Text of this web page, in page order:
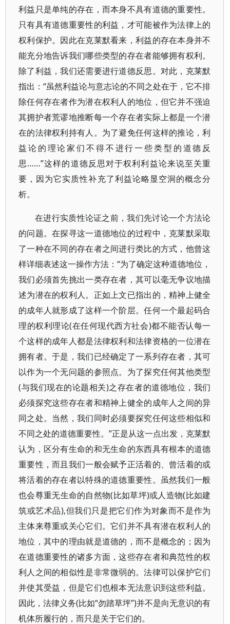
利益只是单纯的存在，而本身不具有道德的重要性。
只有具有道德重要性的利益，才可能被作为法律上的
权利保护。因此在克莱默看来，利益的存在本身并不
能充分地告诉我们哪些类型的存在者能够拥有权利。
除了利益，我们还需要进行道德反思。对此，克莱默
指出：“虽然利益论与意志论的不同之处在于，它不排
除任何存在者作为潜在权利人的地位，但它并不强迫
其拥护者荒谬地推断每一个存在者实际上都是一个潜
在的法律权利持有人。为了避免任何这样的推论，利
益论的理论家们不得不进行一些类型的道德反
思……”这样的道德反思对于权利利益论来说至关重
要，因为它实质性补充了利益论略显空洞的概念分
析。
在进行实质性论证之前，我们先讨论一个方法论
的问题。在探寻这一道德地位的过程中，克莱默采取
了一种在不同的存在者之间进行类比的方式，他曾这
样详细表述这一操作方法：“为了确定这种道德地位，
我们必须首先挑出一类存在者，其可以毫无争议地描
述为潜在的权利人。正如上文已指出的，精神上健全
的成年人就形成了这样一个阶层。任何一个最起码合
理的权利理论(在任何现代西方社会)都不能否认每一
个这样的成年人都是法律权利和法律资格的一位潜在
拥有者。于是，我们已经确定了一系列存在者，其可
以作为一个无问题的参照点。为了探究任何其他类型
(与我们现在的论题相关)之存在者的道德地位，我们
必须探究这些存在者和精神上健全的成年人之间的异
同之处。当然，我们同时必须要探究任何这些相似和
不同之处的道德重要性。”正是从这一点出发，克莱默
认为，区分有生命的和无生命的东西具有根本的道德
重要性，而且我们一般会赋予正活着的、曾活着的或
将活着的存在者以特殊的道德重要性。虽然我们一般
也会尊重无生命的自然物(比如草坪)或人造物(比如建
筑或艺术品),但我们只是把它们作为对象而不是作为
主体来尊重或关心它们。它们并不具有潜在权利人的
地位，其中的理由就是道德的，而不是概念的；因为
在道德重要性的诸多方面，这些存在者和典范性的权
利人之间的相似性是非常微弱的。法律可以保护它们
并使其受益，但是它们也根本无法意识到这些利益。
因此，法律义务(比如“勿踏草坪”)并不是向无意识的有
机体所履行的，而只是关于它们的。